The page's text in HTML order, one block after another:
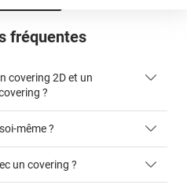
fréquentes
covering 2D et un
?
même ?
un covering ?